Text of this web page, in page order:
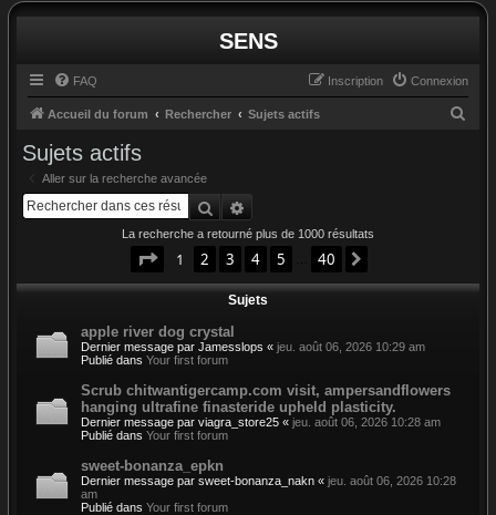
SENS
FAQ Connexion
Inscription
Accueil du forum Rechercher Sujets actifs
Sujets actifs
Aller sur la recherche avancée
Rechercher
La recherche a retourné plus de 1000 résultats
Page 1sur40
1 2 3 4 5 40
Sujets
apple river dog crystal
Dernier message par Jamesslops « jeu. août 06, 2026 10:29 am
Publié dans Your first forum
Scrub chitwantigercamp.com visit, ampersandflowers
hanging ultrafine finasteride upheld plasticity.
Dernier message par viagra_store25 « jeu. août 06, 2026 10:28 am
Publié dans Your first forum
sweet-bonanza_epkn
Dernier message par sweet-bonanza_nakn « jeu. août 06, 2026 10:28
am
Publié dans Your first forum